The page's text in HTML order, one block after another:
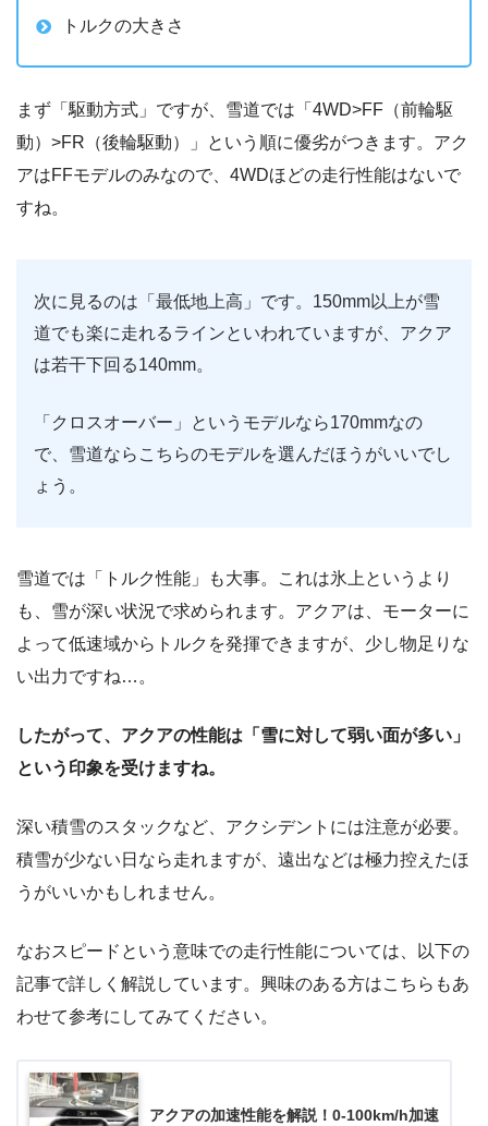
トルクの大きさ
まず「駆動方式」ですが、雪道では「4WD>FF（前輪駆
動）>FR（後輪駆動）」という順に優劣がつきます。アク
アはFFモデルのみなので、4WDほどの走行性能はないで
すね。
次に見るのは「最低地上高」です。150mm以上が雪
道でも楽に走れるラインといわれていますが、アクア
は若干下回る140mm。
「クロスオーバー」というモデルなら170mmなの
で、雪道ならこちらのモデルを選んだほうがいいでし
ょう。
雪道では「トルク性能」も大事。これは氷上というより
も、雪が深い状況で求められます。アクアは、モーターに
よって低速域からトルクを発揮できますが、少し物足りな
い出力ですね…。
したがって、アクアの性能は「雪に対して弱い面が多い」
という印象を受けますね。
深い積雪のスタックなど、アクシデントには注意が必要。
積雪が少ない日なら走れますが、遠出などは極力控えたほ
うがいいかもしれません。
なおスピードという意味での走行性能については、以下の
記事で詳しく解説しています。興味のある方はこちらもあ
わせて参考にしてみてください。
アクアの加速性能を解説！0-100km/h加速